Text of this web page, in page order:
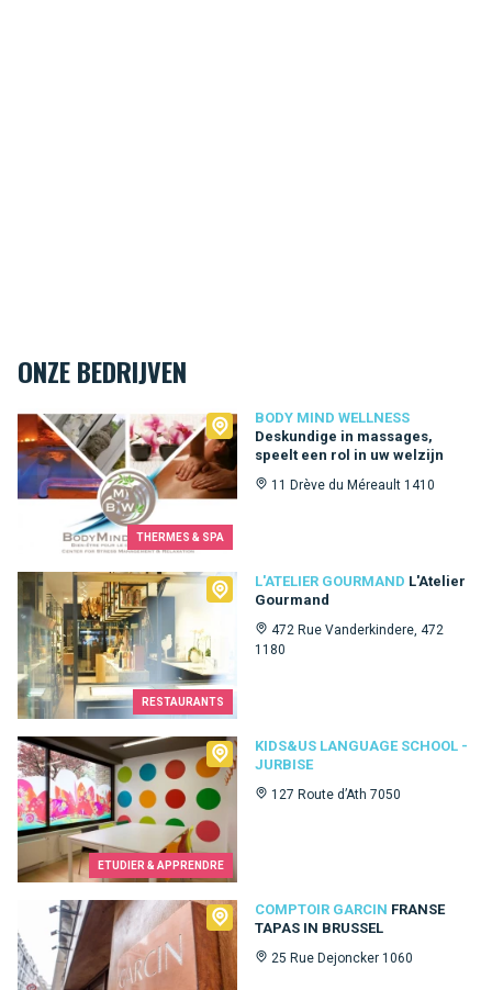
ONZE BEDRIJVEN
THERMES & SPA
BODY MIND WELLNESS
Deskundige in massages,
speelt een rol in uw welzijn
11 Drève du Méreault 1410
Body Mind Wellness
RESTAURANTS
L'ATELIER GOURMAND L'Atelier
Gourmand
472 Rue Vanderkindere, 472
1180
L'Atelier Gourmand
ETUDIER & APPRENDRE
KIDS&US LANGUAGE SCHOOL -
JURBISE
127 Route d’Ath 7050
Kids&Us language school - Jurbise
COMPTOIR GARCIN FRANSE
TAPAS IN BRUSSEL
25 Rue Dejoncker 1060
Comptoir Garcin